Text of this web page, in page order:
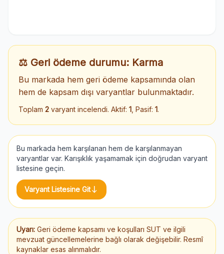
⚖️ Geri ödeme durumu: Karma
Bu markada hem geri ödeme kapsamında olan
hem de kapsam dışı varyantlar bulunmaktadır.
Toplam 2 varyant incelendi. Aktif: 1 , Pasif: 1.
Bu markada hem karşılanan hem de karşılanmayan
varyantlar var. Karışıklık yaşamamak için doğrudan varyant
listesine geçin.
Varyant Listesine Gitsouth
Uyarı: Geri ödeme kapsamı ve koşulları SUT ve ilgili
mevzuat güncellemelerine bağlı olarak değişebilir. Resmî
kaynaklar esas alınmalıdır.